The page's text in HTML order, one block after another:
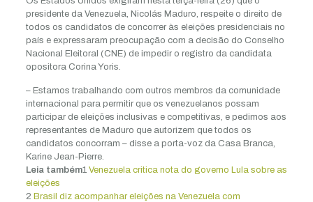
presidente da Venezuela, Nicolás Maduro, respeite o direito de
todos os candidatos de concorrer às eleições presidenciais no
país e expressaram preocupação com a decisão do Conselho
Nacional Eleitoral (CNE) de impedir o registro da candidata
opositora Corina Yoris.
– Estamos trabalhando com outros membros da comunidade
internacional para permitir que os venezuelanos possam
participar de eleições inclusivas e competitivas, e pedimos aos
representantes de Maduro que autorizem que todos os
candidatos concorram – disse a porta-voz da Casa Branca,
Karine Jean-Pierre.
Leia também1 Venezuela critica nota do governo Lula sobre as
eleições
2 Brasil diz acompanhar eleições na Venezuela com